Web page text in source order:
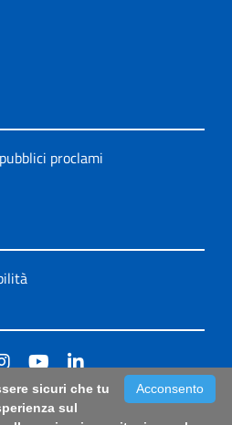
proclami
di prima istanza per
Acconsento
sicuri che tu
sul